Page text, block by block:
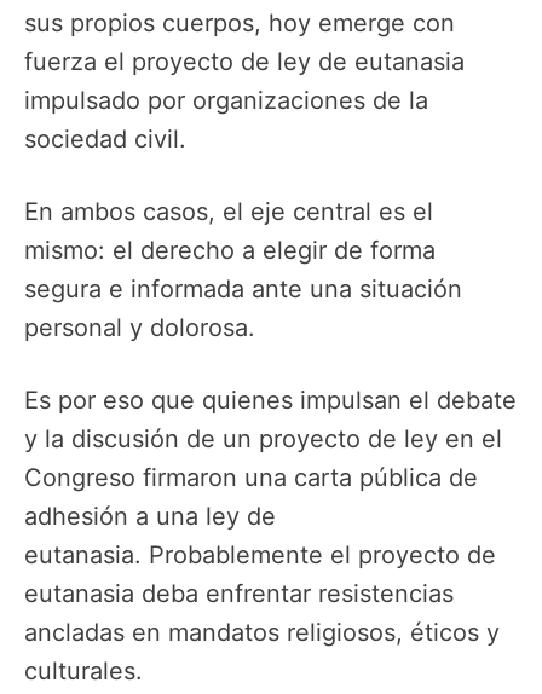
sus propios cuerpos, hoy emerge con
fuerza el proyecto de ley de eutanasia
impulsado por organizaciones de la
sociedad civil.
En ambos casos, el eje central es el
mismo: el derecho a elegir de forma
segura e informada ante una situación
personal y dolorosa.
Es por eso que quienes impulsan el debate
y la discusión de un proyecto de ley en el
Congreso firmaron una carta pública de
adhesión a una ley de
eutanasia. Probablemente el proyecto de
eutanasia deba enfrentar resistencias
ancladas en mandatos religiosos, éticos y
culturales.